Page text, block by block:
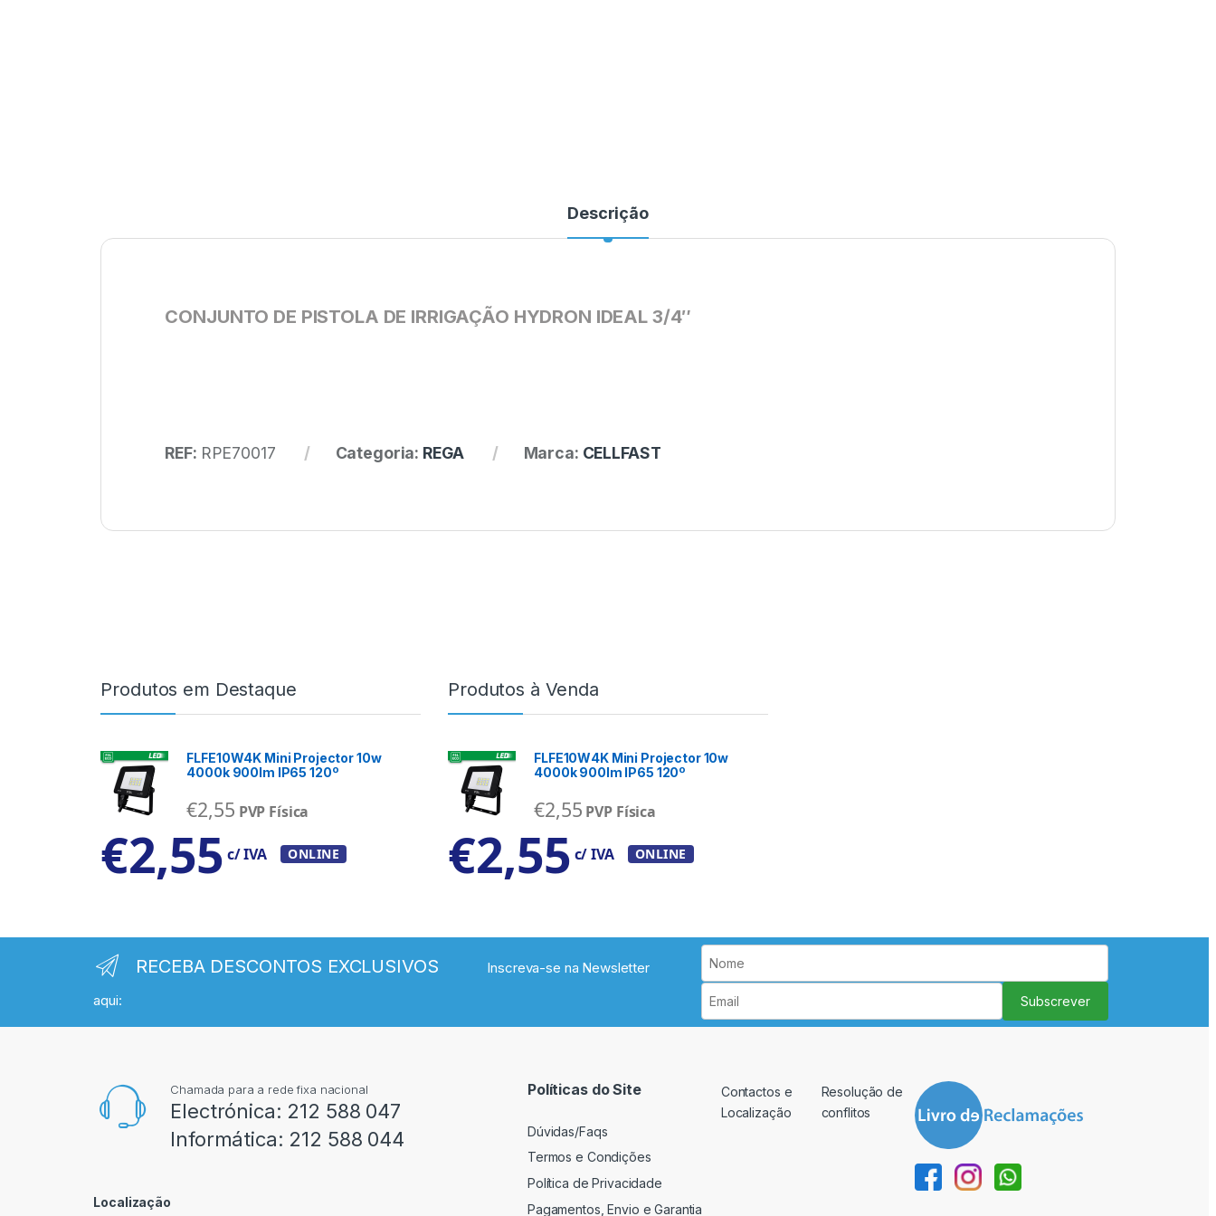
Descrição
CONJUNTO DE PISTOLA DE IRRIGAÇÃO HYDRON IDEAL 3/4″
REF: RPE70017 Categoria: REGA Marca: CELLFAST
Produtos em Destaque
FLFE10W4K Mini Projector 10w
4000k 900lm IP65 120º
€2,55 PVP Física
€2,55 c/ IVA ONLINE
Produtos à Venda
FLFE10W4K Mini Projector 10w
4000k 900lm IP65 120º
€2,55 PVP Física
€2,55 c/ IVA ONLINE
RECEBA DESCONTOS EXCLUSIVOS
Inscreva-se na Newsletter
aqui:
Subscrever
Chamada para a rede fixa nacional
Electrónica: 212 588 047
Informática: 212 588 044
Localização
Políticas do Site
Dúvidas/Faqs
Termos e Condições
Política de Privacidade
Pagamentos, Envio e Garantia
Contactos e
Localização
Resolução de
conflitos